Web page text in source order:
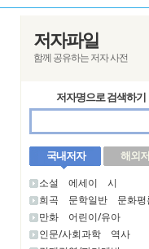
저자파일
함께 공유하는 저자 사전
저자명으로 검색하기
국내저자 해외
소설 에세이
시
희곡
문학일반
문화평
만화
어린이/유아
인문/사회과학
역사